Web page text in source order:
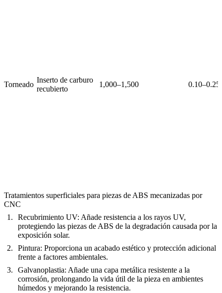
Torneado
Inserto de carburo
recubierto
1,000–1,500 0.10–0.25
Tratamientos superficiales para piezas de ABS mecanizadas por
CNC
Recubrimiento UV: Añade resistencia a los rayos UV,
protegiendo las piezas de ABS de la degradación causada por la
exposición solar.
Pintura: Proporciona un acabado estético y protección adicional
frente a factores ambientales.
Galvanoplastia: Añade una capa metálica resistente a la
corrosión, prolongando la vida útil de la pieza en ambientes
húmedos y mejorando la resistencia.